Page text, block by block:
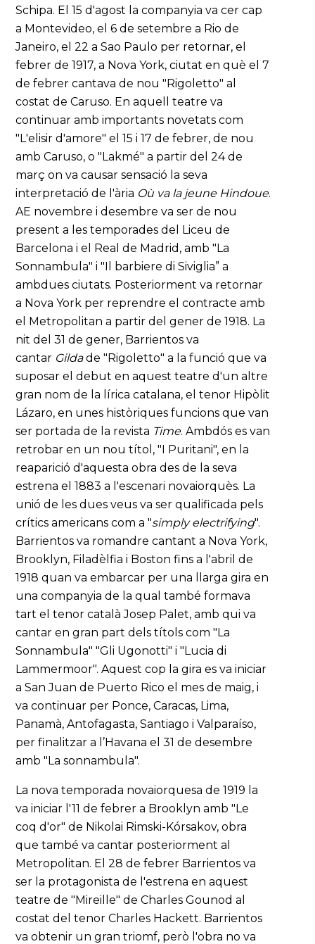
Schipa. El 15 d'agost la companyia va cer cap
a Montevideo, el 6 de setembre a Rio de
Janeiro, el 22 a Sao Paulo per retornar, el
febrer de 1917, a Nova York, ciutat en què el 7
de febrer cantava de nou "Rigoletto" al
costat de Caruso. En aquell teatre va
continuar amb importants novetats com
"L'elisir d'amore" el 15 i 17 de febrer, de nou
amb Caruso, o "Lakmé" a partir del 24 de
març on va causar sensació la seva
interpretació de l'ària Où va la jeune Hindoue.
AE novembre i desembre va ser de nou
present a les temporades del Liceu de
Barcelona i el Real de Madrid, amb "La
Sonnambula" i "Il barbiere di Siviglia” a
ambdues ciutats. Posteriorment va retornar
a Nova York per reprendre el contracte amb
el Metropolitan a partir del gener de 1918. La
nit del 31 de gener, Barrientos va
cantar Gildade "Rigoletto" a la funció que va
suposar el debut en aquest teatre d'un altre
gran nom de la lírica catalana, el tenor Hipòlit
Lázaro, en unes històriques funcions que van
ser portada de la revista Time. Ambdós es van
retrobar en un nou títol, "I Puritani", en la
reaparició d'aquesta obra des de la seva
estrena el 1883 a l'escenari novaiorquès. La
unió de les dues veus va ser qualificada pels
crítics americans com a "simply electrifying".
Barrientos va romandre cantant a Nova York,
Brooklyn, Filadèlfia i Boston fins a l'abril de
1918 quan va embarcar per una llarga gira en
una companyia de la qual també formava
tart el tenor català Josep Palet, amb qui va
cantar en gran part dels títols com "La
Sonnambula" "Gli Ugonotti" i "Lucia di
Lammermoor". Aquest cop la gira es va iniciar
a San Juan de Puerto Rico el mes de maig, i
va continuar per Ponce, Caracas, Lima,
Panamà, Antofagasta, Santiago i Valparaíso,
per finalitzar a l’Havana el 31 de desembre
amb "La sonnambula".
La nova temporada novaiorquesa de 1919 la
va iniciar l'11 de febrer a Brooklyn amb "Le
coq d'or" de Nikolai Rimski-Kórsakov, obra
que també va cantar posteriorment al
Metropolitan. El 28 de febrer Barrientos va
ser la protagonista de l'estrena en aquest
teatre de "Mireille" de Charles Gounod al
costat del tenor Charles Hackett. Barrientos
va obtenir un gran triomf, però l'obra no va